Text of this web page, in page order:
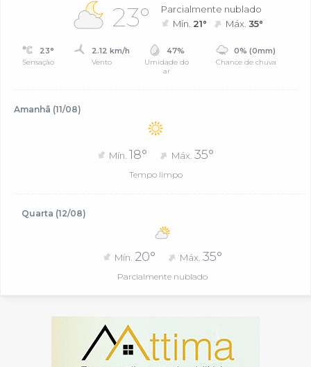
23°
Parcialmente nublado
Mín. 21° Máx.35°
23°
Sensação
2.12 km/h
Vento
47%
Umidade do
ar
0% (0mm)
Chance de chuva
Amanhã (11/08)
Mín. 18° Máx. 35°
Tempo limpo
Quarta (12/08)
Mín. 20° Máx.35°
Parcialmente nublado